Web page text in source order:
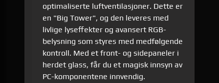
optimaliserte luftventilasjoner. Dette er
en "Big Tower", og den leveres med
livlige lyseffekter og avansert RGB-
belysning som styres med medfølgende
kontroll. Med et front- og sidepaneler i
herdet glass, får du et magisk innsyn av
PC-komponentene innvendig.